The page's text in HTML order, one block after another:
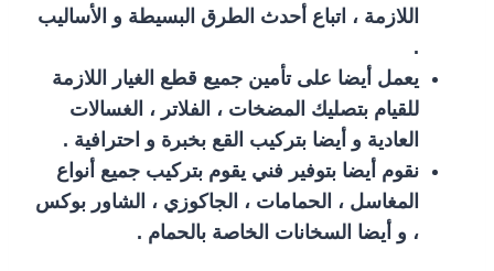
اللازمة ، اتباع أحدث الطرق البسيطة و الأساليب
.
يعمل أيضا على تأمين جميع قطع الغيار اللازمة
للقيام بتصليك المضخات ، الفلاتر ، الغسالات
العادية و أيضا بتركيب القع بخبرة و احترافية .
نقوم أيضا بتوفير فني يقوم بتركيب جميع أنواع
المغاسل ، الحمامات ، الجاكوزي ، الشاور بوكس
، و أيضا السخانات الخاصة بالحمام .